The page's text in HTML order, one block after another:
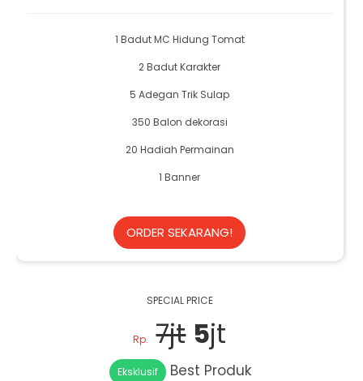
1 Badut MC Hidung Tomat
2 Badut Karakter
5 Adegan Trik Sulap
350 Balon dekorasi
20 Hadiah Permainan
1 Banner
ORDER SEKARANG!
SPECIAL PRICE
Rp. 7jt 5jt
Eksklusif Best Produk